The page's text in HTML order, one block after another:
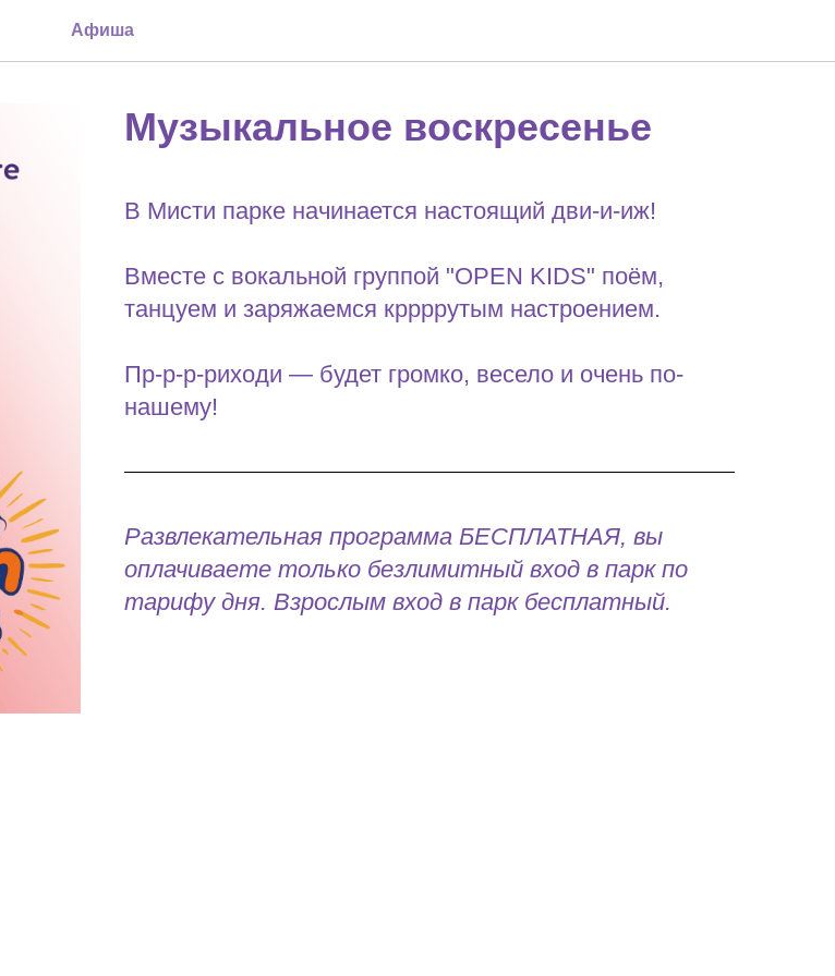
Афиша
Музыкальное воскресенье
В Мисти парке начинается настоящий дви-и-иж!
Вместе с вокальной группой "OPEN KIDS" поём,
танцуем и заряжаемся кррррутым настроением.
Пр-р-р-риходи — будет громко, весело и очень по-
нашему!
Развлекательная программа БЕСПЛАТНАЯ, вы
оплачиваете только безлимитный вход в парк по
тарифу дня. Взрослым вход в парк бесплатный.